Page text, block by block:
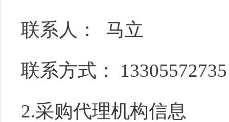
联系人：
马立
联系方式：
13305572735
2.采购代理机构信息